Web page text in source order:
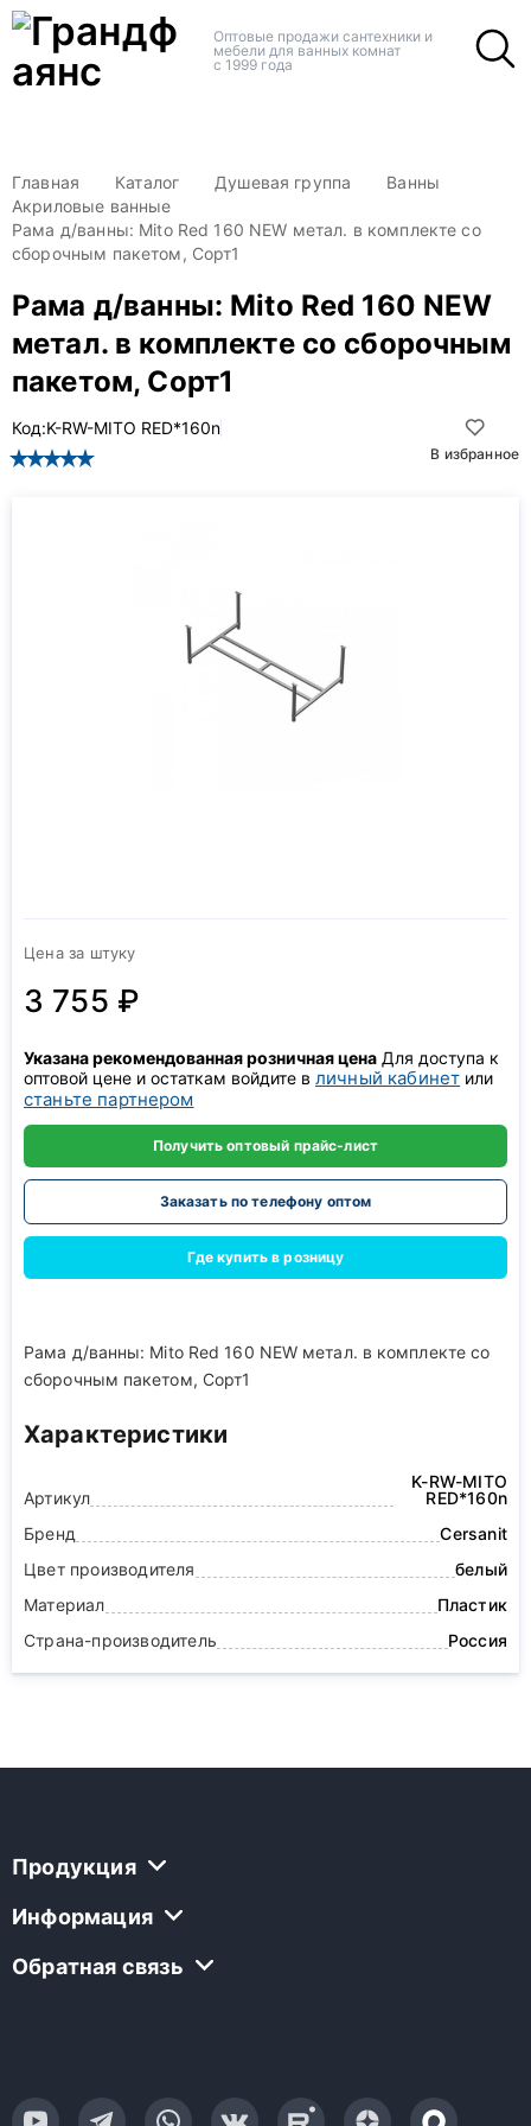
Оптовые продажи сантехники и
мебели для ванных комнат
с 1999 года
Главная Каталог Душевая группа
Ванны
Акриловые ванные
Рама д/ванны: Mito Red 160 NEW метал. в комплекте со
сборочным пакетом, Сорт1
Рама д/ванны: Mito Red 160 NEW
метал. в комплекте со сборочным
пакетом, Сорт1
В избранное
Код:K-RW-MITO RED*160n
Цена за штуку
3 755 ₽
Указана рекомендованная розничная цена Для доступа к
оптовой цене и остаткам войдите в личный кабинет или
станьте партнером
Получить оптовый прайс-лист
Заказать по телефону оптом
Где купить в розницу
Рама д/ванны: Mito Red 160 NEW метал. в комплекте со
сборочным пакетом, Сорт1
Характеристики
Артикул
K-RW-MITO
RED*160n
Бренд
Cersanit
Цвет производителя
белый
Материал
Пластик
Страна-производитель
Россия
Продукция
Информация
Обратная связь